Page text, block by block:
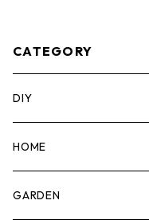
CATEGORY
DIY
マーカー
計測機器
HOME
5ガロンバケツ
GARDEN